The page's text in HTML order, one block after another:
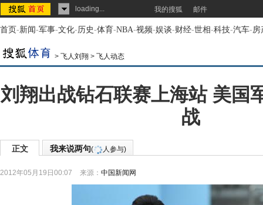
loading... 我的搜狐 邮件
首页-新闻-军事-文化-历史-体育-NBA-视频-娱谈-财经-世相-科技-汽车-房
> 飞人刘翔 > 飞人动态
刘翔出战钻石联赛上海站 美国
战
正文 我来说两句( 人参与)
2012年05月19日00:07 来源： 中国新闻网